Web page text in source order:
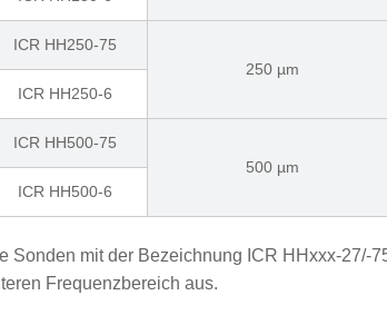
ICR HH250-75
250 µm
ICR HH250-6
ICR HH500-75
500 µm
ICR HH500-6
Sonden mit der Bezeichnung ICR HHxxx-27/-
Frequenzbereich aus.